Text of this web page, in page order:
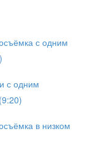
с одним
с одним
в низком